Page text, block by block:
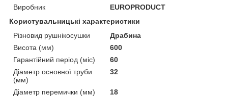
Виробник
EUROPRODUCT
Користувальницькі характеристики
Різновид рушнікосушки
Драбина
Висота (мм)
600
Гарантійний період (міс)
60
Діаметр основної труби
(мм)
32
Діаметр перемички (мм)
18